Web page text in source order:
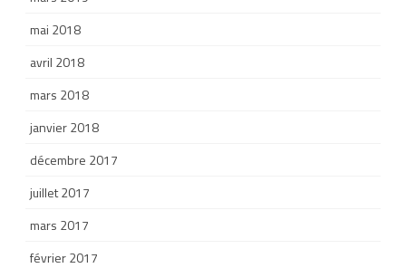
mai 2018
avril 2018
mars 2018
janvier 2018
décembre 2017
juillet 2017
mars 2017
février 2017